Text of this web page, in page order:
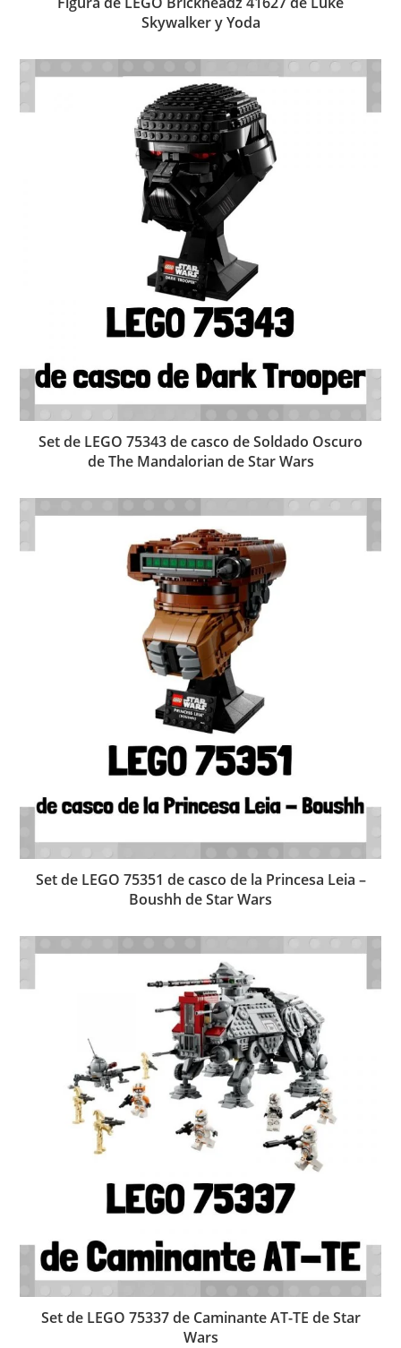
Skywalker y Yoda
Set de LEGO 75343 de casco de Soldado Oscuro
de The Mandalorian de Star Wars
Set de LEGO 75351 de casco de la Princesa Leia –
Boushh de Star Wars
Set de LEGO 75337 de Caminante AT-TE de Star
Wars